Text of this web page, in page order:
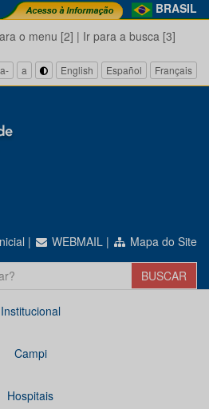
BRASIL
o menu [2] | Ir para a busca [3]
a- a English Español Français
| WEBMAIL | Mapa do Site
Institucional
Campi
Hospitais